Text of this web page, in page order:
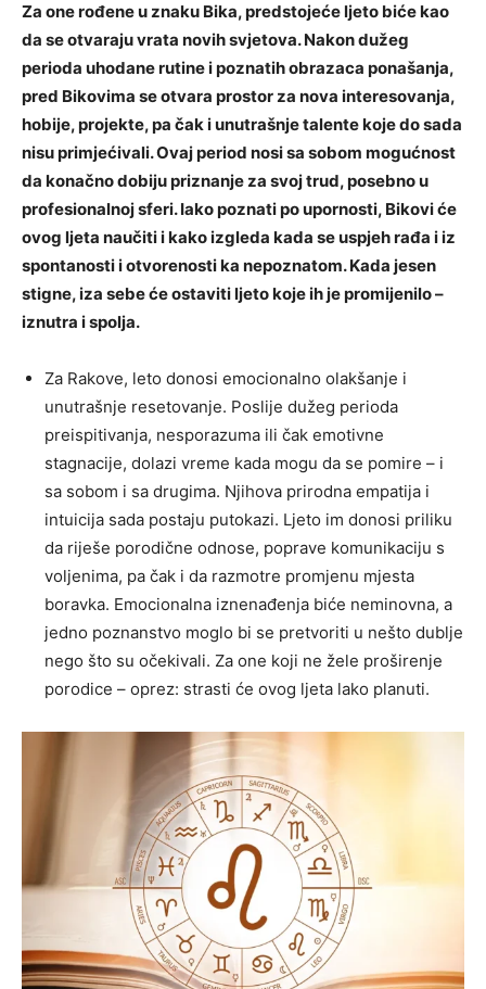
Za one rođene u znaku Bika, predstojeće ljeto biće kao
da se otvaraju vrata novih svjetova. Nakon dužeg
perioda uhodane rutine i poznatih obrazaca ponašanja,
pred Bikovima se otvara prostor za nova interesovanja,
hobije, projekte, pa čak i unutrašnje talente koje do sada
nisu primjećivali. Ovaj period nosi sa sobom mogućnost
da konačno dobiju priznanje za svoj trud, posebno u
profesionalnoj sferi. Iako poznati po upornosti, Bikovi će
ovog ljeta naučiti i kako izgleda kada se uspjeh rađa i iz
spontanosti i otvorenosti ka nepoznatom. Kada jesen
stigne, iza sebe će ostaviti ljeto koje ih je promijenilo –
iznutra i spolja.
Za Rakove, leto donosi emocionalno olakšanje i
unutrašnje resetovanje. Poslije dužeg perioda
preispitivanja, nesporazuma ili čak emotivne
stagnacije, dolazi vreme kada mogu da se pomire – i
sa sobom i sa drugima. Njihova prirodna empatija i
intuicija sada postaju putokazi. Ljeto im donosi priliku
da riješe porodične odnose, poprave komunikaciju s
voljenima, pa čak i da razmotre promjenu mjesta
boravka. Emocionalna iznenađenja biće neminovna, a
jedno poznanstvo moglo bi se pretvoriti u nešto dublje
nego što su očekivali. Za one koji ne žele proširenje
porodice – oprez: strasti će ovog ljeta lako planuti.